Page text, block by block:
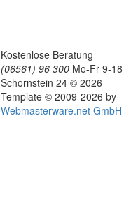
Kostenlose Beratung
(06561) 96 300 Mo-Fr 9-
Schornstein 24 © 2026
Template © 2009-2026 by
Webmasterware.net GmbH